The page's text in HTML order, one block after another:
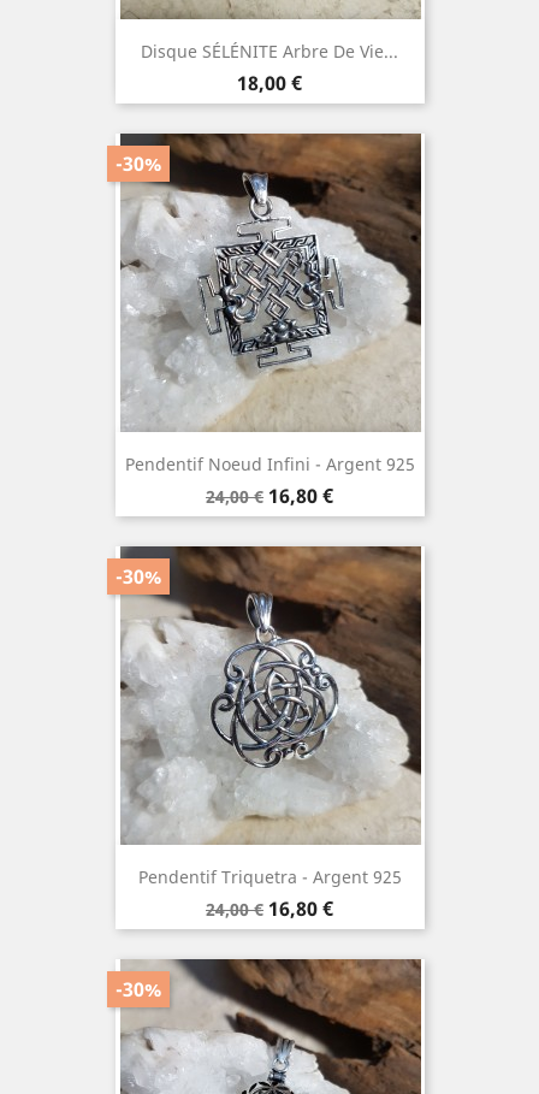
Disque SÉLÉNITE Arbre De Vie...
Prix
18,00 €
Pendentif Noeud Infini - Argent 925
Prix
de
base
24,00 €
-30%
Prix
16,80 €
Pendentif Triquetra - Argent 925
Prix
de
base
24,00 €
-30%
Prix
16,80 €
-30%